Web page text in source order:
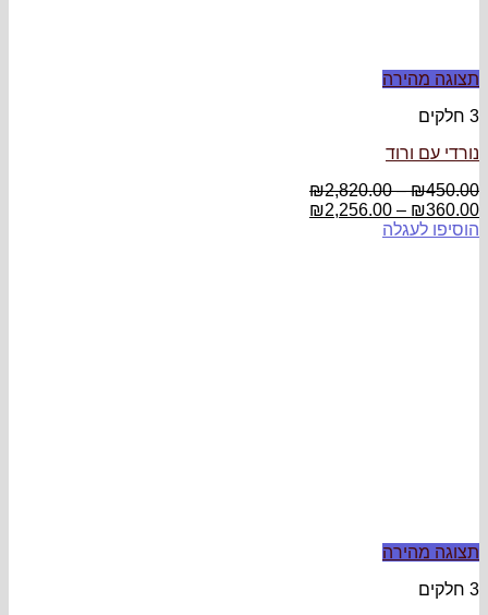
תצוגה מהירה
3 חלקים
נורדי עם ורוד
₪450.00
–
₪2,820.00
₪360.00
–
₪2,256.00
הוסיפו לעגלה
תצוגה מהירה
3 חלקים